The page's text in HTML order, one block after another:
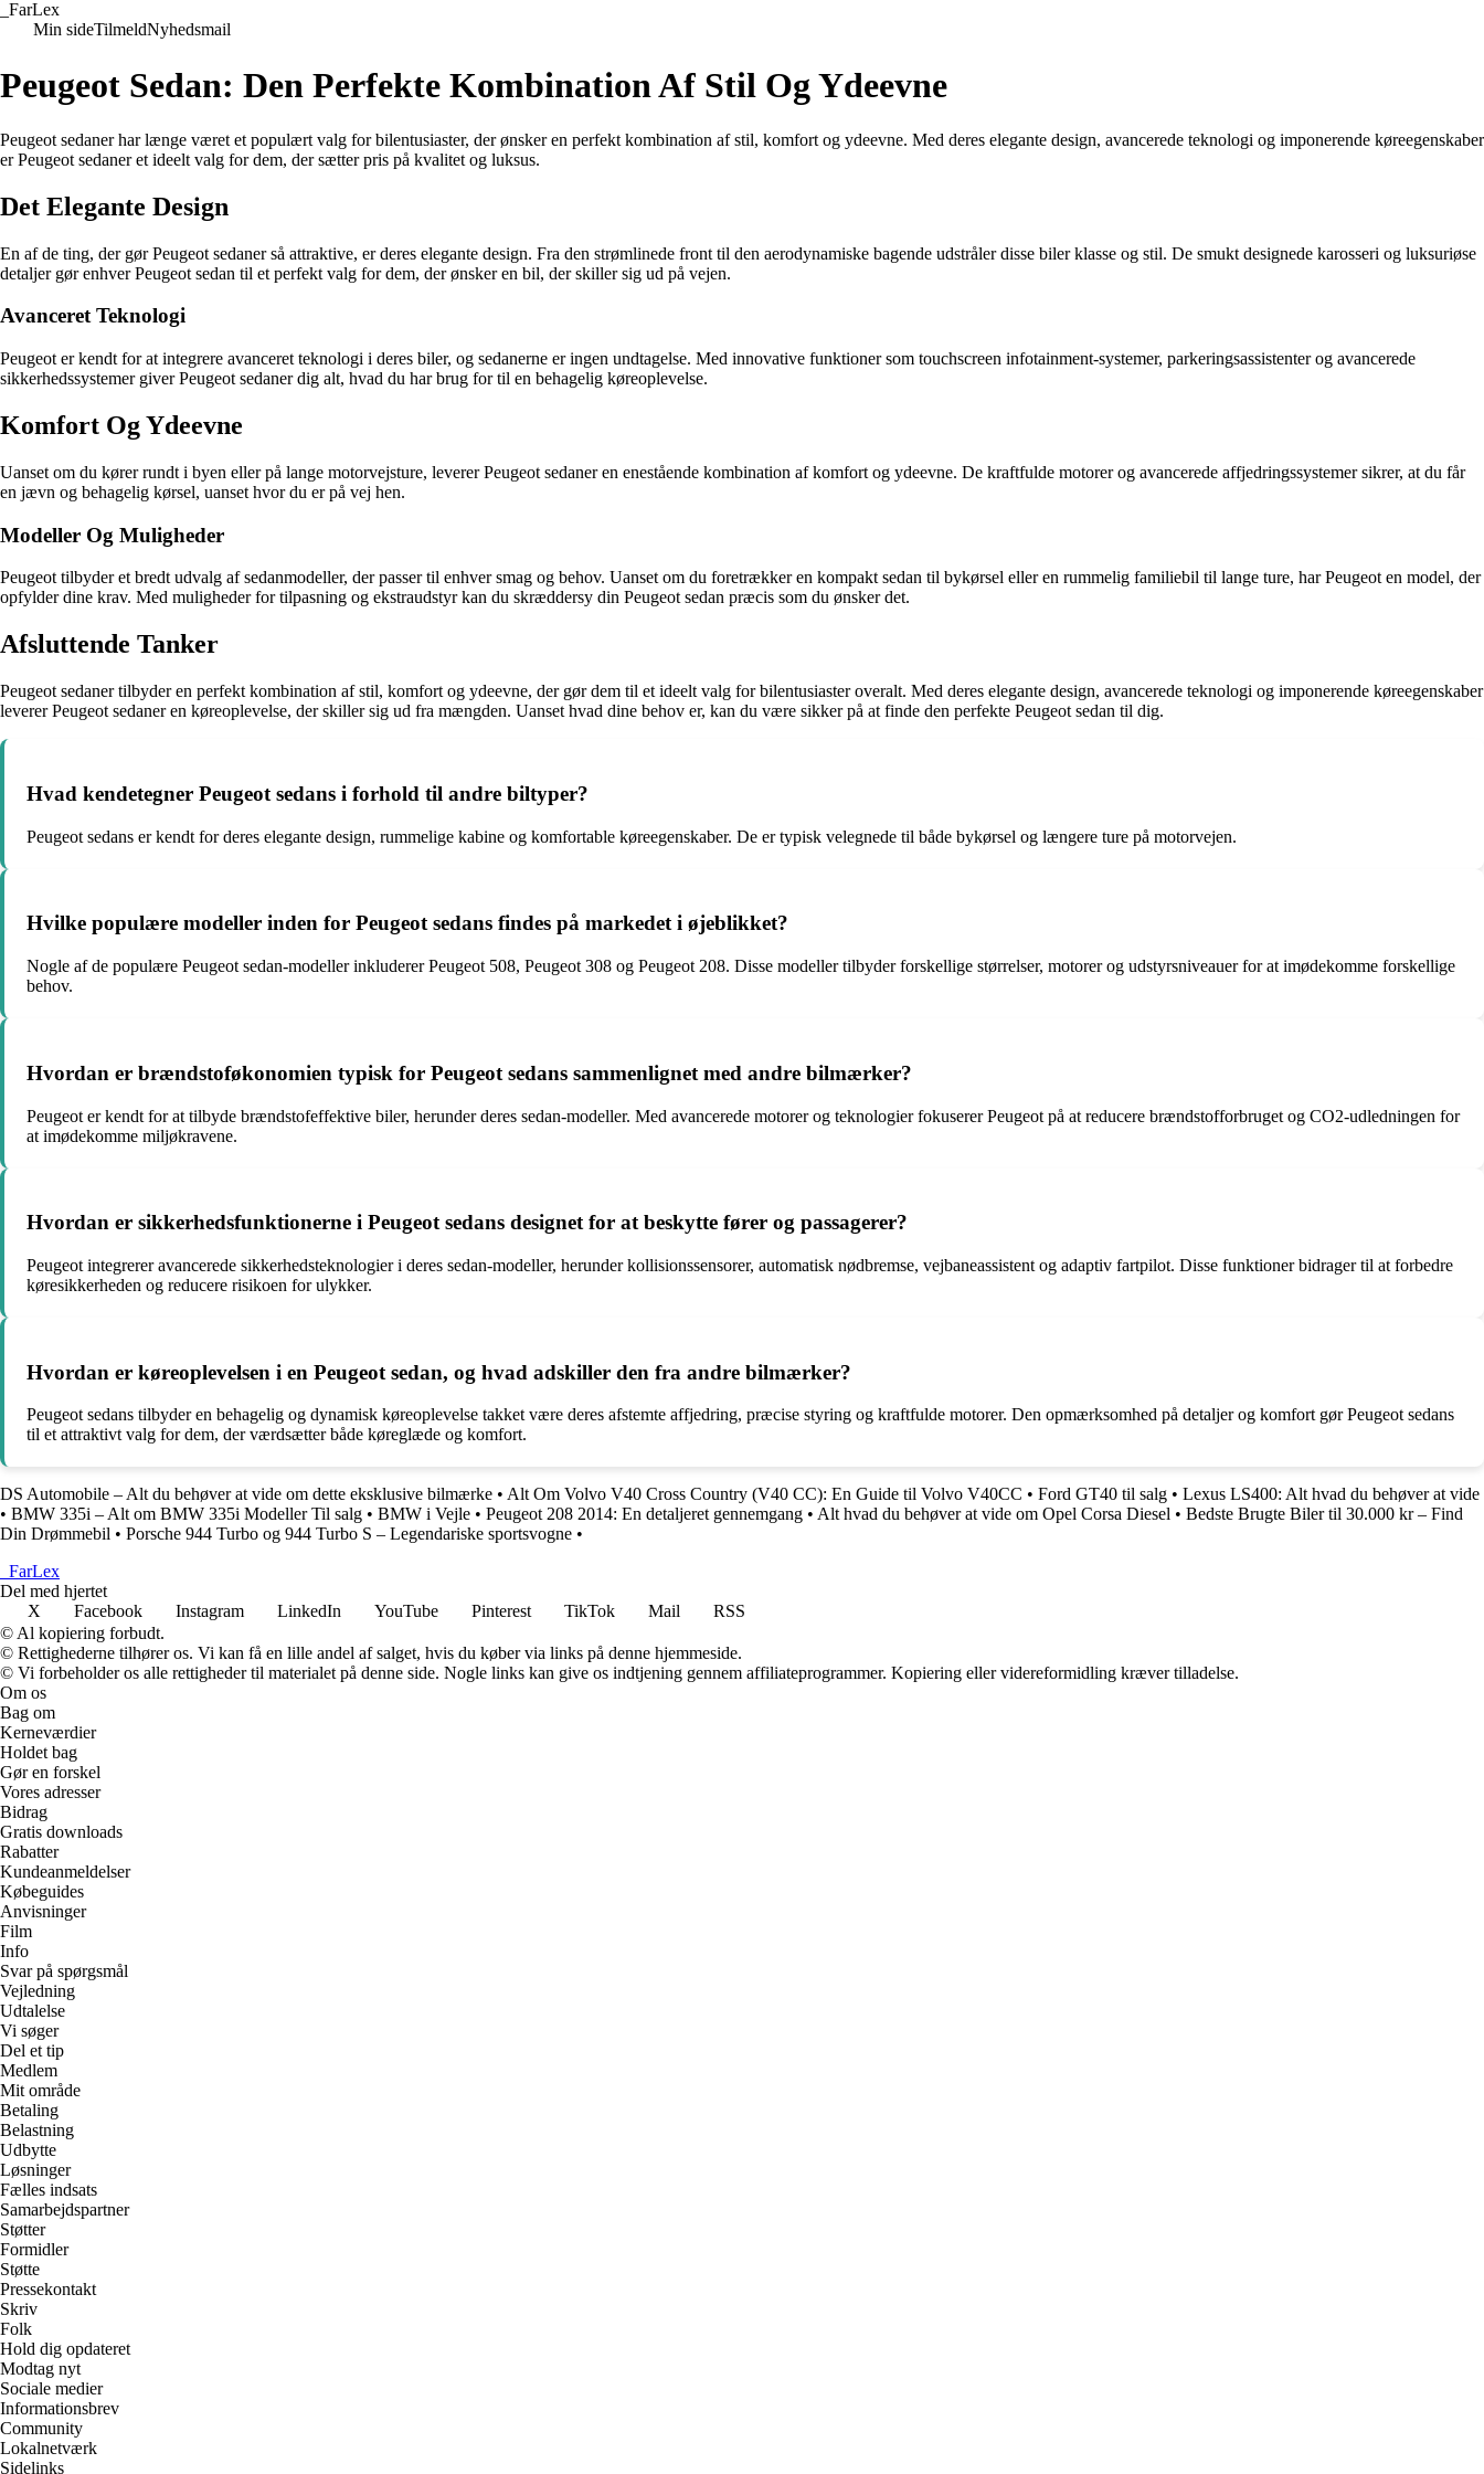
FarLex
Min sideTilmeldNyhedsmail
Peugeot Sedan: Den Perfekte Kombination Af Stil Og Ydeevne
Peugeot sedaner har længe været et populært valg for bilentusiaster, der ønsker en perfekt kombination af stil, komfort og ydeevne. Med deres elegante design, avancerede teknologi og imponerende køreegenskaber
er Peugeot sedaner et ideelt valg for dem, der sætter pris på kvalitet og luksus.
Det Elegante Design
En af de ting, der gør Peugeot sedaner så attraktive, er deres elegante design. Fra den strømlinede front til den aerodynamiske bagende udstråler disse biler klasse og stil. De smukt designede karosseri og luksuriøse
detaljer gør enhver Peugeot sedan til et perfekt valg for dem, der ønsker en bil, der skiller sig ud på vejen.
Avanceret Teknologi
Peugeot er kendt for at integrere avanceret teknologi i deres biler, og sedanerne er ingen undtagelse. Med innovative funktioner som touchscreen infotainment-systemer, parkeringsassistenter og avancerede
sikkerhedssystemer giver Peugeot sedaner dig alt, hvad du har brug for til en behagelig køreoplevelse.
Komfort Og Ydeevne
Uanset om du kører rundt i byen eller på lange motorvejsture, leverer Peugeot sedaner en enestående kombination af komfort og ydeevne. De kraftfulde motorer og avancerede affjedringssystemer sikrer, at du får
en jævn og behagelig kørsel, uanset hvor du er på vej hen.
Modeller Og Muligheder
Peugeot tilbyder et bredt udvalg af sedanmodeller, der passer til enhver smag og behov. Uanset om du foretrækker en kompakt sedan til bykørsel eller en rummelig familiebil til lange ture, har Peugeot en model, der
opfylder dine krav. Med muligheder for tilpasning og ekstraudstyr kan du skræddersy din Peugeot sedan præcis som du ønsker det.
Afsluttende Tanker
Peugeot sedaner tilbyder en perfekt kombination af stil, komfort og ydeevne, der gør dem til et ideelt valg for bilentusiaster overalt. Med deres elegante design, avancerede teknologi og imponerende køreegenskaber
leverer Peugeot sedaner en køreoplevelse, der skiller sig ud fra mængden. Uanset hvad dine behov er, kan du være sikker på at finde den perfekte Peugeot sedan til dig.
Hvad kendetegner Peugeot sedans i forhold til andre biltyper?
Peugeot sedans er kendt for deres elegante design, rummelige kabine og komfortable køreegenskaber. De er typisk velegnede til både bykørsel og længere ture på motorvejen.
Hvilke populære modeller inden for Peugeot sedans findes på markedet i øjeblikket?
Nogle af de populære Peugeot sedan-modeller inkluderer Peugeot 508, Peugeot 308 og Peugeot 208. Disse modeller tilbyder forskellige størrelser, motorer og udstyrsniveauer for at imødekomme forskellige
behov.
Hvordan er brændstoføkonomien typisk for Peugeot sedans sammenlignet med andre bilmærker?
Peugeot er kendt for at tilbyde brændstofeffektive biler, herunder deres sedan-modeller. Med avancerede motorer og teknologier fokuserer Peugeot på at reducere brændstofforbruget og CO2-udledningen for
at imødekomme miljøkravene.
Hvordan er sikkerhedsfunktionerne i Peugeot sedans designet for at beskytte fører og passagerer?
Peugeot integrerer avancerede sikkerhedsteknologier i deres sedan-modeller, herunder kollisionssensorer, automatisk nødbremse, vejbaneassistent og adaptiv fartpilot. Disse funktioner bidrager til at forbedre
køresikkerheden og reducere risikoen for ulykker.
Hvordan er køreoplevelsen i en Peugeot sedan, og hvad adskiller den fra andre bilmærker?
Peugeot sedans tilbyder en behagelig og dynamisk køreoplevelse takket være deres afstemte affjedring, præcise styring og kraftfulde motorer. Den opmærksomhed på detaljer og komfort gør Peugeot sedans
til et attraktivt valg for dem, der værdsætter både køreglæde og komfort.
DS Automobile – Alt du behøver at vide om dette eksklusive bilmærke • Alt Om Volvo V40 Cross Country (V40 CC): En Guide til Volvo V40CC • Ford GT40 til salg • Lexus LS400: Alt hvad du behøver at vide
• BMW 335i – Alt om BMW 335i Modeller Til salg • BMW i Vejle • Peugeot 208 2014: En detaljeret gennemgang • Alt hvad du behøver at vide om Opel Corsa Diesel • Bedste Brugte Biler til 30.000 kr – Find
Din Drømmebil • Porsche 944 Turbo og 944 Turbo S – Legendariske sportsvogne •
FarLex
Del med hjertet
X
Facebook Instagram LinkedIn YouTube Pinterest TikTok Mail
RSS
© Al kopiering forbudt.
© Rettighederne tilhører os. Vi kan få en lille andel af salget, hvis du køber via links på denne hjemmeside.
© Vi forbeholder os alle rettigheder til materialet på denne side. Nogle links kan give os indtjening gennem affiliateprogrammer. Kopiering eller videreformidling kræver tilladelse.
Om os
Bag om
Kerneværdier
Holdet bag
Gør en forskel
Vores adresser
Bidrag
Gratis downloads
Rabatter
Kundeanmeldelser
Købeguides
Anvisninger
Film
Info
Svar på spørgsmål
Vejledning
Udtalelse
Vi søger
Del et tip
Medlem
Mit område
Betaling
Belastning
Udbytte
Løsninger
Fælles indsats
Samarbejdspartner
Støtter
Formidler
Støtte
Pressekontakt
Skriv
Folk
Hold dig opdateret
Modtag nyt
Sociale medier
Informationsbrev
Community
Lokalnetværk
Sidelinks